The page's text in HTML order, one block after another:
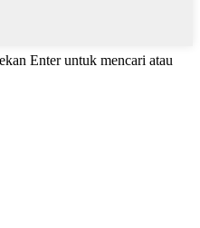
Enter untuk mencari atau